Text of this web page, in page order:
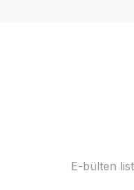
E-bülten